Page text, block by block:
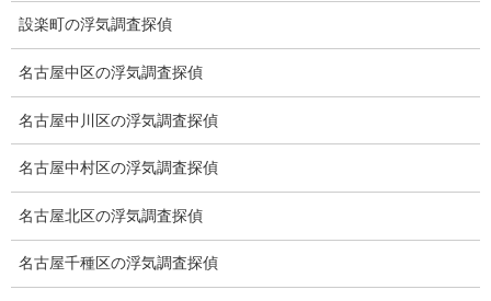
弁護士紹介
浮気調査
浮気調査プランのご案内
設楽町の浮気調査探偵
名古屋中区の浮気調査探偵
名古屋中川区の浮気調査探偵
名古屋中村区の浮気調査探偵
名古屋北区の浮気調査探偵
名古屋千種区の浮気調査探偵